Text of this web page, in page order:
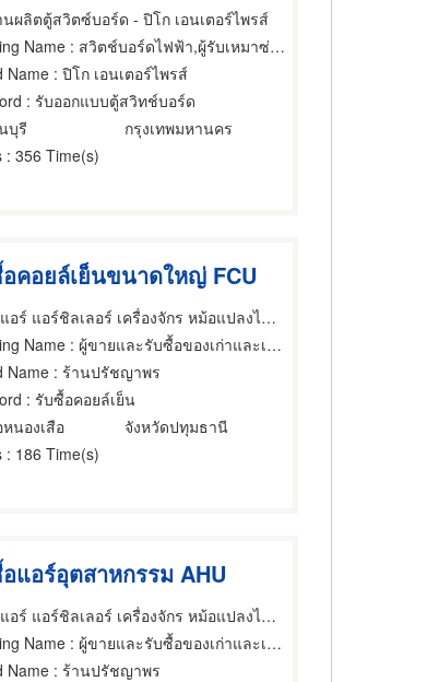
นผลิตตู้สวิตซ์บอร์ด - ปิโก เอนเตอร์ไพรส์
Name : สวิตช์บอร์ดไฟฟ้า,ผู้รับเหมาซ่อมและบำรุงรักษาระบบไฟฟ้าและเครื่องกลอาคาร,สวิตช์บอร์ดไฟฟ้า
Name : ปิโก เอนเตอร์ไพรส์
: รับออกแบบตู้สวิทช์บอร์ด
บุรี
กรุงเทพมหานคร
: 356 Time(s)
คอยล์เย็นขนาดใหญ่ FCU
รับซื้อแอร์ แอร์ชิลเลอร์ เครื่องจักร หม้อแปลงไฟฟ้า ทุกรุ่น - PYP Recycle
Name : ผู้ขายและรับซื้อของเก่าและเศษเหล็ก
Name : ร้านปรัชญาพร
: รับซื้อคอยล์เย็น
หนองเสือ
จังหวัดปทุมธานี
: 186 Time(s)
แอร์อุตสาหกรรม AHU
รับซื้อแอร์ แอร์ชิลเลอร์ เครื่องจักร หม้อแปลงไฟฟ้า ทุกรุ่น - PYP Recycle
Name : ผู้ขายและรับซื้อของเก่าและเศษเหล็ก
Name : ร้านปรัชญาพร